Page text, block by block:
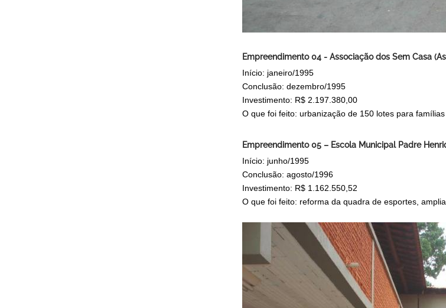
Empreendimento 04 - Associação dos Sem Casa
Início: janeiro/1995
Conclusão: dezembro/1995
Investimento: R$ 2.197.380,00
O que foi feito: urbanização de 150 lotes para
Empreendimento 05 – Escola Municipal Padre
Início: junho/1995
Conclusão: agosto/1996
Investimento: R$ 1.162.550,52
O que foi feito: reforma da quadra de esportes,